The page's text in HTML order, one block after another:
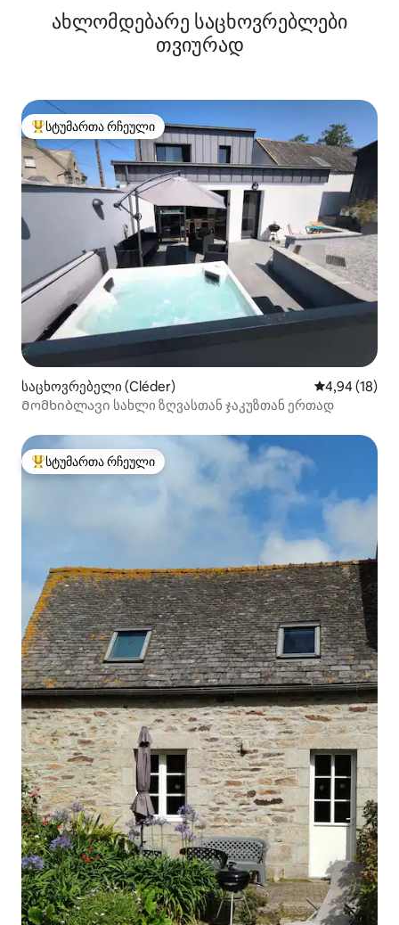
ახლომდებარე საცხოვრებლები
თვიურად
სტუმართა რჩეული მოწინავე ვარიანტი
სტუმართა რჩეული
საცხოვრებელი (Cléder) საშუალო
4,94 (18)
Მომხიბლავი სახლი ზღვასთან ჯაკუზთან ერთად
სტუმართა რჩეული მოწინავე ვარიანტი
სტუმართა რჩეული